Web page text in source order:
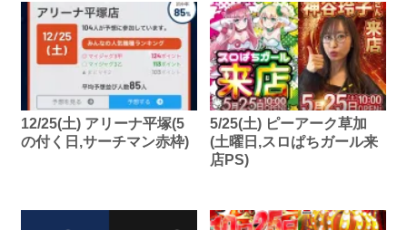
12/25(土) アリーナ平塚(5
の付く日,サーチマン赤枠)
5/25(土) ピーアーク草加
(土曜日,スロぱちガール来
店PS)